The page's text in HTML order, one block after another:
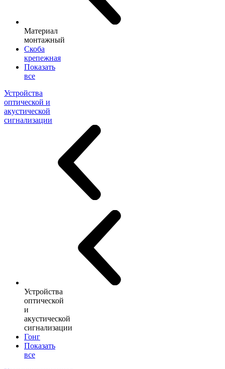
Материал
монтажный
Скоба
крепежная
Показать
все
Устройства
оптической и
акустической
сигнализации
Устройства
оптической
и
акустической
сигнализации
Гонг
Показать
все